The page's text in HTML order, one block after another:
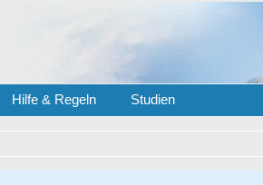
Hilfe & Regeln Studien